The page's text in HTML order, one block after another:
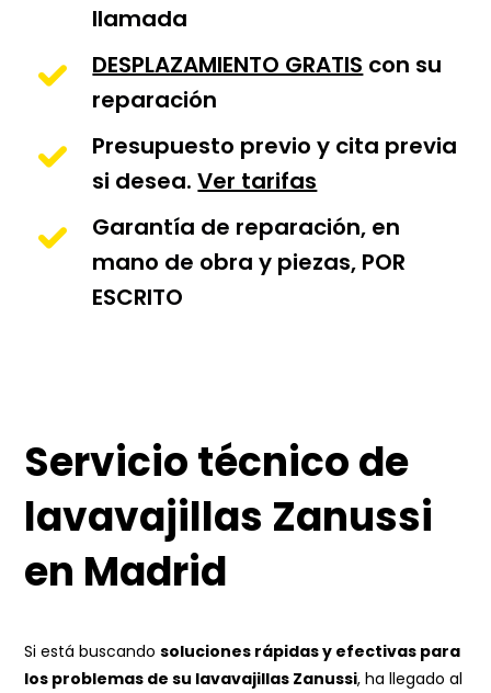
llamada
DESPLAZAMIENTO GRATIS con su
reparación
Presupuesto previo y cita previa
si desea.Ver tarifas
Garantía de reparación, en
mano de obra y piezas, POR
ESCRITO
Servicio técnico de
lavavajillas Zanussi
en Madrid
Si está buscandosoluciones rápidas y efectivas para
los problemas de su lavavajillas Zanussi, ha llegado al